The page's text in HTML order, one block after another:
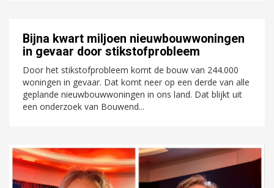
Bijna kwart miljoen nieuwbouwwoningen
in gevaar door stikstofprobleem
Door het stikstofprobleem komt de bouw van 244.000
woningen in gevaar. Dat komt neer op een derde van alle
geplande nieuwbouwwoningen in ons land. Dat blijkt uit
een onderzoek van Bouwend...